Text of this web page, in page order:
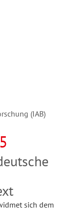
(IAB)
sich dem